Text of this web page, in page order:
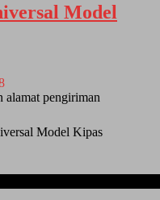
Model
alamat pengiriman
Model Kipas